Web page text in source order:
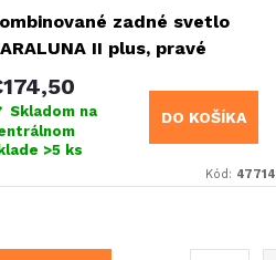
zadné svetlo
II plus, pravé
Skladom na
>5 ks
DO KOŠÍKA
Kód: 47714